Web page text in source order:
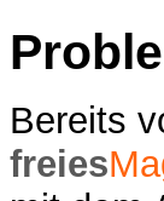
Bereits
freies